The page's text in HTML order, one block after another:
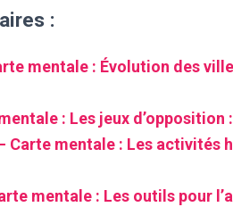
:
mentale : Évolution des
: Les jeux
Carte mentale : Les activités
mentale : Les outils pour